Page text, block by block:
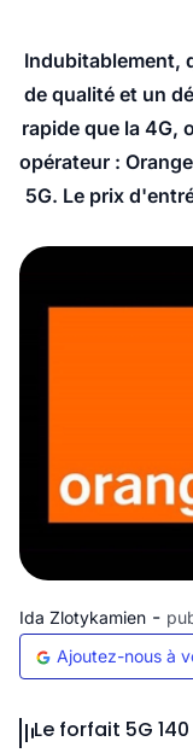
Indubitablement,
de qualité et un
rapide que la 4G,
opérateur :
5G. Le prix
Ida Zlotykamien -
Ajoutez-nous à
Le forfait 5G